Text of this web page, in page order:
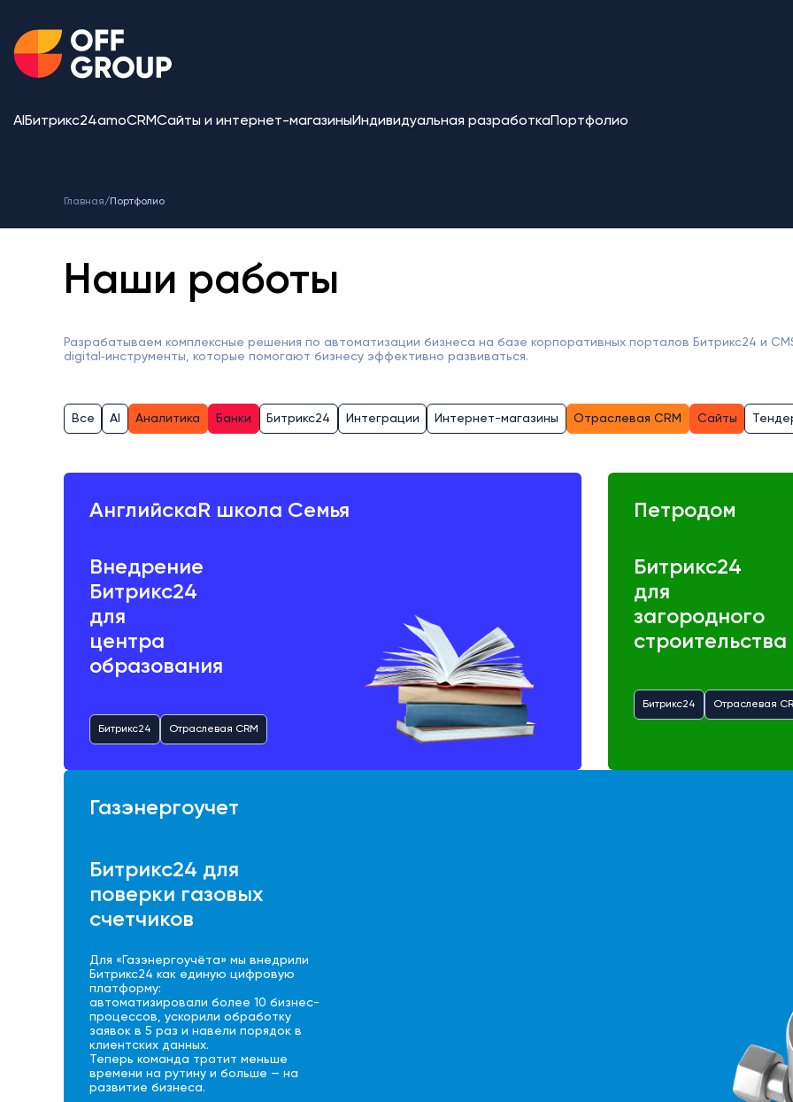
AI Битрикс24amoCRMСайты и интернет-магазиныИндивидуальная разработкаПортфолио
Главная/ Портфолио
Наши работы
Разрабатываем комплексные решения по автоматизации бизнеса на базе корпоративных порталов Битрикс24 и
digital‑инструменты, которые помогают бизнесу эффективно развиваться.
Все AI Аналитика Банки Битрикс24 Интеграции Интернет-магазины Отраслевая CRM Сайты
АнглийскаR школа Семья
Внедрение
Битрикс24
для
центра
образования
Битрикс24 Отраслевая CRM
Петродом
Битрикс24
для
загородного
строительства
Битрикс24 Отраслевая
Газэнергоучет
Битрикс24 для
поверки газовых
счетчиков
Для «Газэнергоучёта» мы внедрили
Битрикс24 как единую цифровую
платформу:
автоматизировали более 10 бизнес-
процессов, ускорили обработку
заявок в 5 раз и навели порядок в
клиентских данных.
Теперь команда тратит меньше
времени на рутину и больше — на
развитие бизнеса.